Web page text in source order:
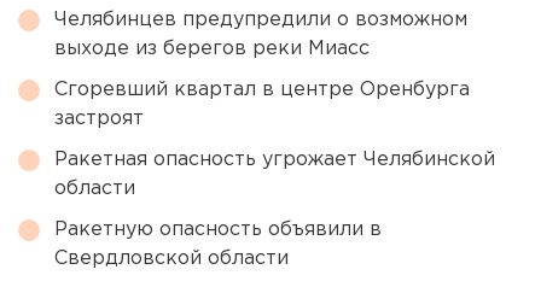
Челябинцев предупредили о возможном
выходе из берегов реки Миасс
Сгоревший квартал в центре Оренбурга
застроят
Ракетная опасность угрожает Челябинской
области
Ракетную опасность объявили в
Свердловской области